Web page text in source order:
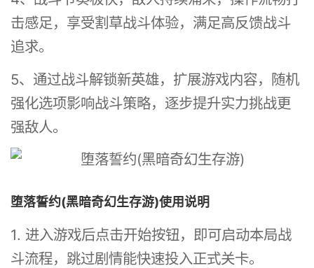
击感足，享受割草战斗体验，满足高反馈战斗
追求。
5、通过战斗解锁新英雄，扩展游戏内容，随机
强化选项影响战斗策略，逐步提升实力挑战更
强敌人。
堕落誓约(黑暗奇幻生存游)使用说明
1. 进入游戏后点击开始按钮，即可启动本局战
斗流程，跳过剧情能快速投入正式关卡。